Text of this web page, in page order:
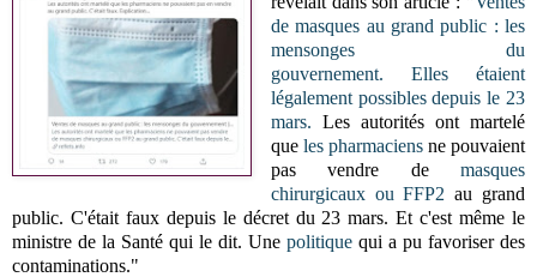
de masques au grand public : les
mensonges du
gouvernement. Elles étaient
légalement possibles depuis le 23
mars. Les autorités ont martelé
que les pharmaciensne pouvaient
pas vendre de masques
chirurgicaux ou FFP2 au grand
public. C'était faux depuis le décret du 23 mars. Et c'est même le
ministre de la Santé qui le dit. Une politique qui a pu favoriser des
contaminations."